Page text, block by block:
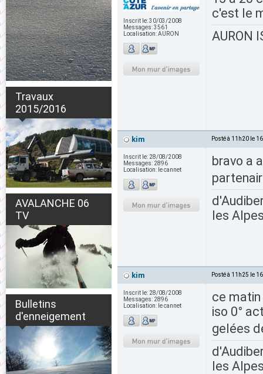
Travaux
2015/2016
AVALANCHE 06
TV
Bulletins
d'enneigement
Inscrit le:30/03/2008
Messages:3561
Localisation:AURON
c'est le
AURON
kim Posté à 11h20 le
Inscrit le: 28/08/2008
Messages: 2896
Localisation: le cannet
bravo a
les
kim Posté à 11h25 le
Inscrit le: 28/08/2008
Messages: 2896
Localisation: le cannet
ce
iso 0°
gelées
les